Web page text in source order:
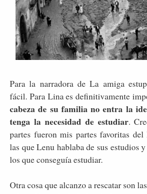
Para la narradora de La amiga
fácil. Para Lina es definitivamente
cabeza de su familia no entra la
tenga la necesidad de estudiar.
partes fueron mis partes favoritas
las que Lenu hablaba de sus estudios
los que conseguía estudiar.
Otra cosa que alcanzo a rescatar son